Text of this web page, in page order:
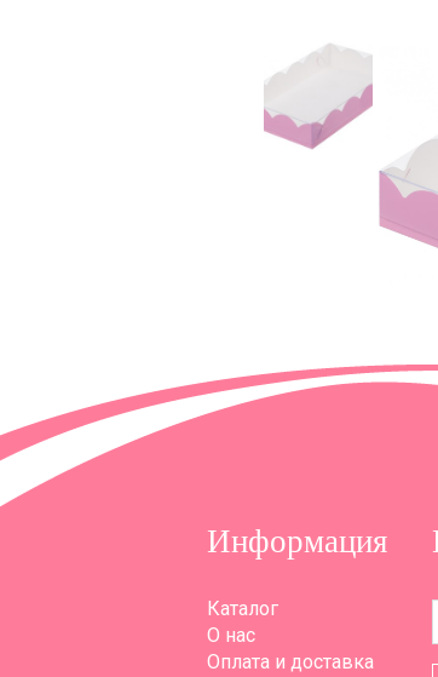
Информация
Каталог
О нас
Оплата и доставка